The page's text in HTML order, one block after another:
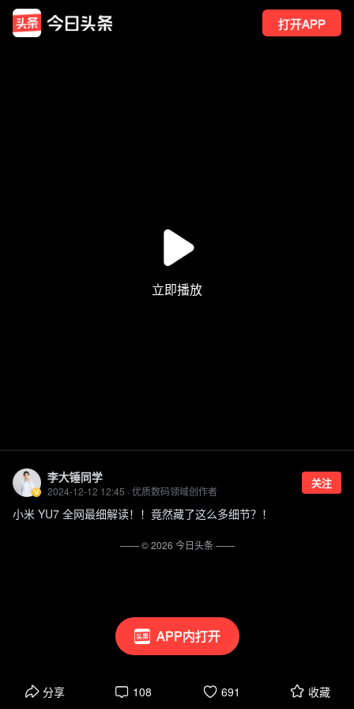
打开APP
APP内打开
李大锤同学
2024-12-12 12:45 · 优质数码领域创作者
关注
小米 YU7 全网最细解读！！竟然藏了这么多细节？！
分享 108 691 收藏
—— ©2026 今日头条——